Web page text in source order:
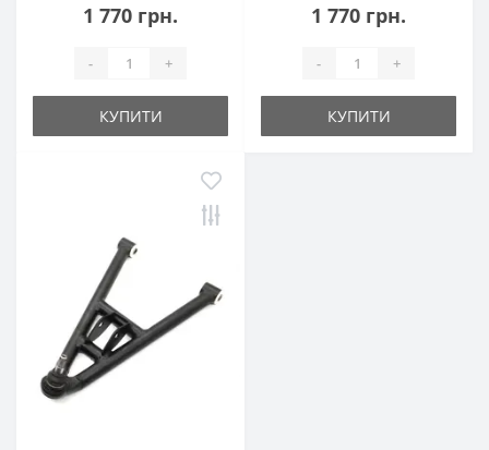
1 770 грн.
- +
КУПИТИ
1 770 грн.
- +
КУПИТИ